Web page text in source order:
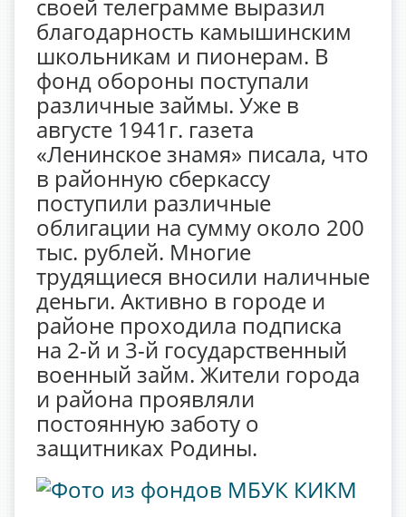
своей телеграмме выразил
благодарность камышинским
школьникам и пионерам. В
фонд обороны поступали
различные займы. Уже в
августе 1941г. газета
«Ленинское знамя» писала, что
в районную сберкассу
поступили различные
облигации на сумму около 200
тыс. рублей. Многие
трудящиеся вносили наличные
деньги. Активно в городе и
районе проходила подписка
на 2-й и 3-й государственный
военный займ. Жители города
и района проявляли
постоянную заботу о
защитниках Родины.